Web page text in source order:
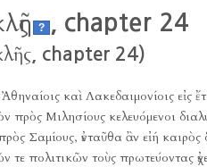
? , chapter 24
, chapter 24)
καὶ Λακεδαιμονίοις εἰς
πρὸς Μιλησίους κελευόμενοι
Σαμίους, ἐνταῦθα ἂν εἰή
τε πολιτικῶν τοὺς πρωτεύοντας